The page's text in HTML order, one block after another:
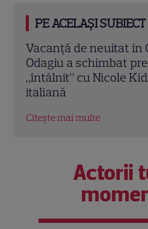
PE ACELAȘI SUBIECT
„Îmi doresc să revin”.
dezvăluit ce
după ce a devenit
Actorii